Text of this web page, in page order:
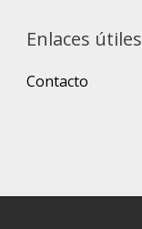
Enlaces útiles
Contacto